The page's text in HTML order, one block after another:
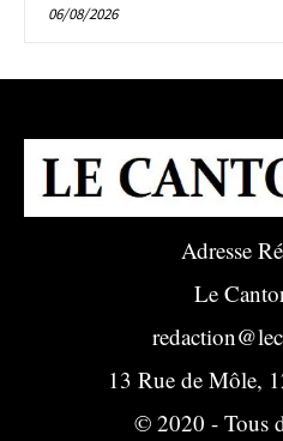
06/08/2026
Adresse
Le
13 Rue de Môle,
© 2020 - Tous